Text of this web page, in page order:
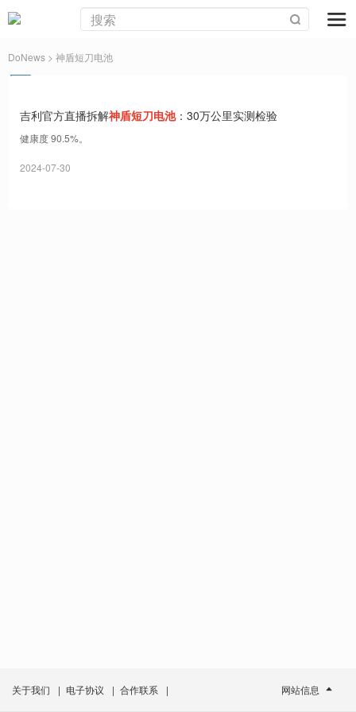
DoNews > 神盾短刀电池
吉利官方直播拆解神盾短刀电池：30万公里实测检验
健康度 90.5%。
2024-07-30
关于我们 | 电子协议 | 合作联系 | 网站信息